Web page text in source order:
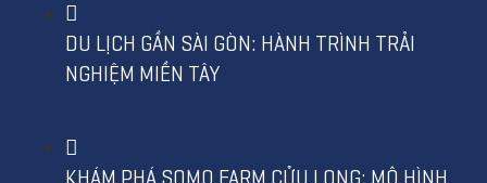
DU LỊCH GẦN SÀI GÒN: HÀNH TRÌNH TRẢI
NGHIỆM MIỀN TÂY
KHÁM PHÁ SOMO FARM CỬU LONG: MÔ HÌNH